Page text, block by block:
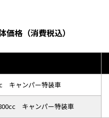
格（消費税込）
キャンパー特装車
キャンパー特装車